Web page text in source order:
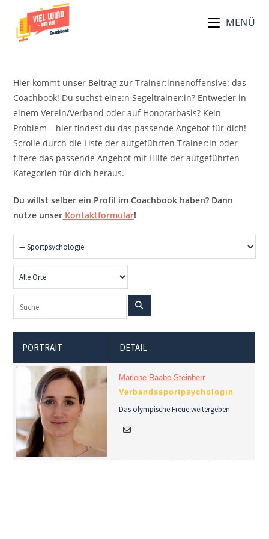
Inhalt
springen
MENÜ
Hier kommt unser Beitrag zur Trainer:innenoffensive: das
Coachbook! Du suchst eine:n Segeltrainer:in? Entweder in
einem Verein/Verband oder auf Honorarbasis? Kein
Problem – hier findest du das passende Angebot für dich!
Scrolle durch die Liste der aufgeführten Trainer:in oder
filtere das passende Angebot mit Hilfe der aufgeführten
Kategorien für dich heraus.
Du willst selber ein Profil im Coachbook haben? Dann
nutze unser Kontaktformular!
PORTRAIT DETAIL
Marlene Raabe-Steinherr
Verbandssportpsychologin
Das olympische Freue weitergeben